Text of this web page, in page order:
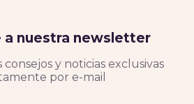
a nuestra newsletter
y noticias exclusivas
por e-mail